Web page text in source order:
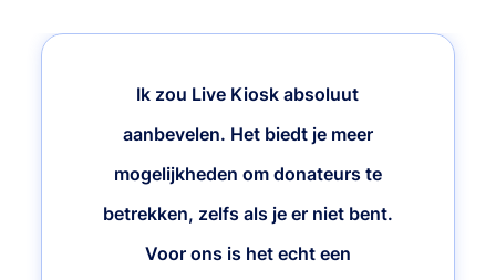
Ik zou Live Kiosk absoluut
aanbevelen. Het biedt je meer
mogelijkheden om donateurs te
betrekken, zelfs als je er niet bent.
Voor ons is het echt een